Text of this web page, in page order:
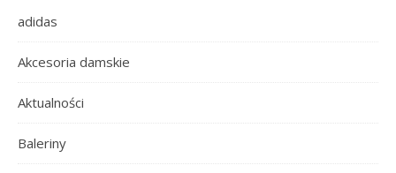
adidas
Akcesoria damskie
Aktualności
Baleriny